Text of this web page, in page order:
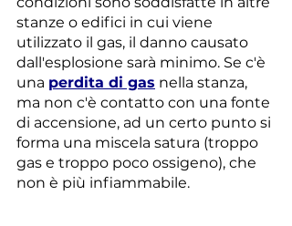
stanze o edifici in cui viene
utilizzato il gas, il danno causato
dall'esplosione sarà minimo. Se c'è
una perdita di gas nella stanza,
ma non c'è contatto con una fonte
di accensione, ad un certo punto si
forma una miscela satura (troppo
gas e troppo poco ossigeno), che
non è più infiammabile.